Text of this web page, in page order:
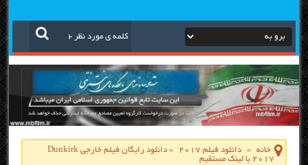
خانه » دانلود فیلم 2017 »
دانلود رایگان فیلم خارجی Dunkirk
2017 با لینک مستقیم